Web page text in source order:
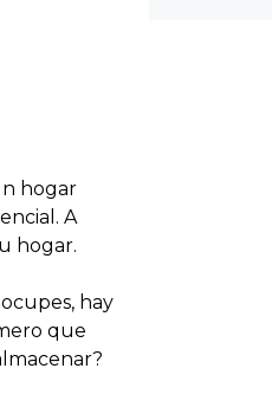
hogar
A
hogar.
hay
que